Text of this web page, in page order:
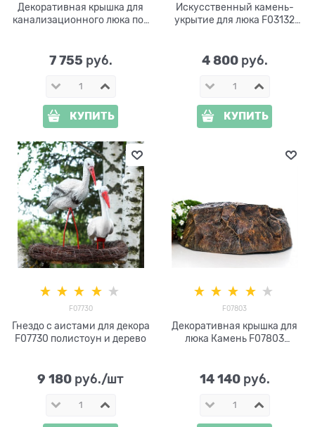
Декоративная крышка для
канализационного люка под
7 755 руб.
КУПИТЬ
Искусственный камень-
укрытие для люка F03132
4 800 руб.
КУПИТЬ
F07730
Гнездо с аистами для декора
F07730 полистоун и дерево
9 180 руб./шт
F07803
Декоративная крышка для
люка Камень F07803
14 140 руб.